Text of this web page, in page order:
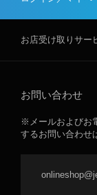
お店受け取りサー
お問い合わせ
※メールおよびお
するお問い合わせ